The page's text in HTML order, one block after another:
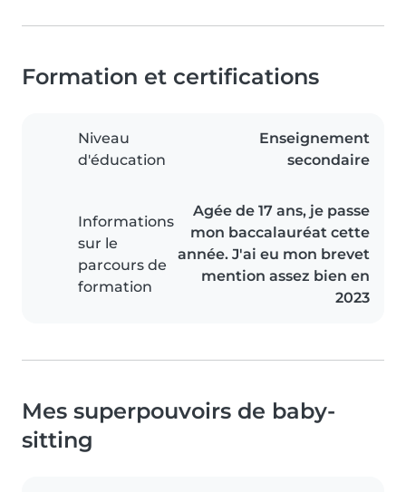
Formation et certifications
Niveau
d'éducation
Enseignement
secondaire
Informations
sur le
parcours de
formation
Agée de 17 ans, je passe
mon baccalauréat cette
année. J'ai eu mon brevet
mention assez bien en
2023
Mes superpouvoirs de baby-
sitting